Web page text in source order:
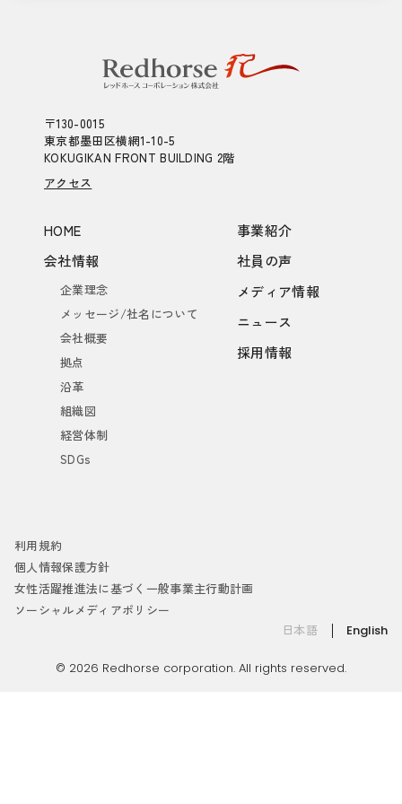
〒130-0015
東京都墨田区横網1-10-5
KOKUGIKAN FRONT BUILDING 2階
アクセス
HOME
会社情報
企業理念
メッセージ/社名について
会社概要
拠点
沿革
組織図
経営体制
SDGs
事業紹介
社員の声
メディア情報
ニュース
採用情報
利用規約
個人情報保護方針
女性活躍推進法に基づく一般事業主行動計画
ソーシャルメディアポリシー
日本語
English
© 2026 Redhorse corporation. All rights reserved.